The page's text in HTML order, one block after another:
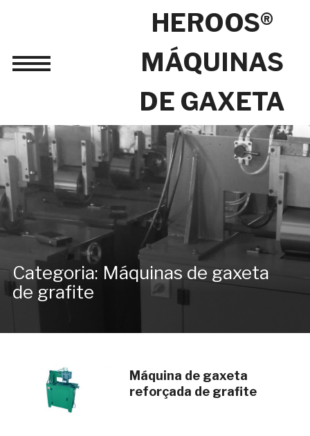
Toggle
HEROOS®
MÁQUINAS
DE GAXETA
Categoria: Máquinas de gaxeta
de grafite
Máquina de gaxeta
reforçada de grafite